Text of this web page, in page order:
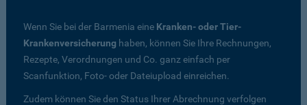
Wenn Sie bei der Barmenia eine Kranken- oder Tier-
Krankenversicherung haben, können Sie Ihre Rechnungen,
Rezepte, Verordnungen und Co. ganz einfach per
Scanfunktion, Foto- oder Dateiupload einreichen.
Zudem können Sie den Status Ihrer Abrechnung verfolgen